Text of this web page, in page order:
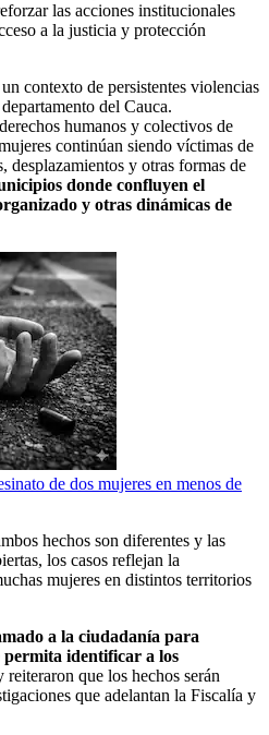
las acciones institucionales
a la justicia y protección
contexto de persistentes violencias
del Cauca.
humanos y colectivos de
continúan siendo víctimas de
desplazamientos y otras formas de
donde confluyen el
y otras dinámicas de
de dos mujeres en menos de
hechos son diferentes y las
los casos reflejan la
mujeres en distintos territorios
a la ciudadanía para
identificar a los
reiteraron que los hechos serán
que adelantan la Fiscalía y